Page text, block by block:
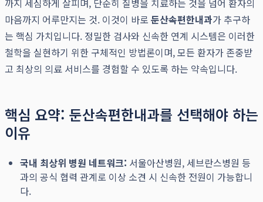
까지 세심하게 살피며, 단순히 질병을 치료하는 것을 넘어 환자의
마음까지 어루만지는 것. 이것이 바로 둔산속편한내과가 추구하
는 핵심 가치입니다. 정밀한 검사와 신속한 연계 시스템은 이러한
철학을 실현하기 위한 구체적인 방법론이며, 모든 환자가 존중받
고 최상의 의료 서비스를 경험할 수 있도록 하는 약속입니다.
핵심 요약: 둔산속편한내과를 선택해야 하는
이유
국내 최상위 병원 네트워크: 서울아산병원, 세브란스병원 등
과의 공식 협력 관계로 이상 소견 시 신속한 전원이 가능합니
다.